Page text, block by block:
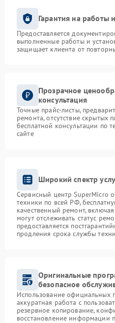
Гарантия на работы
Предоставляется
выполненные работы и
защищает клиента от
Прозрачное
консультация
Точные прайс-листы,
ремонта, отсутствие скрытых
бесплатной консультации по
сайте
Широкий спектр
Сервисный центр SuperMicro
техники по всей РФ,
качественный ремонт,
могут отслеживать статус
предоставляется
продления срока службы
Оригинальные
безопасное
Использование официальных
аккуратная работа с
резервное копирование,
восстановление информации